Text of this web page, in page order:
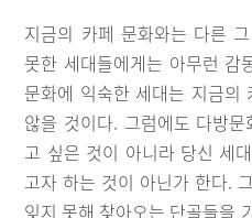
지금의 카페 문화와는 다른
못한 세대들에게는 아무런 감
문화에 익숙한 세대는 지금의
않을 것이다. 그럼에도 다방
고 싶은 것이 아니라 당신 세
고자 하는 것이 아닌가 한다.
잊지 못해 찾아오는 단골들을